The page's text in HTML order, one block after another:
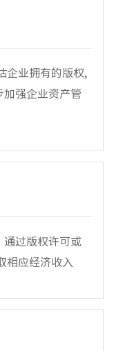
企业拥有的版权,
加强企业资产管
通过版权许可或
相应经济收入